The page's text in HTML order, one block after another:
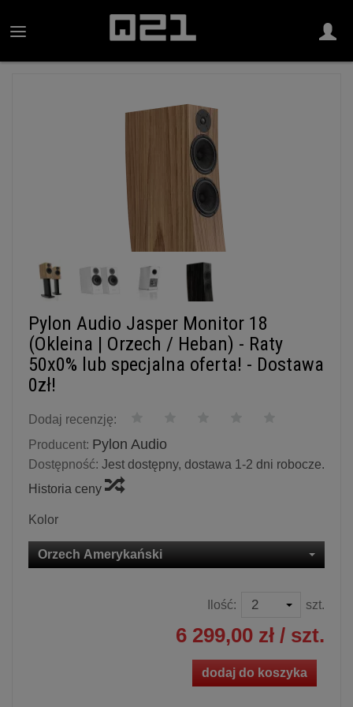
Pylon Audio Jasper Monitor 18
(Okleina | Orzech / Heban) - Raty
50x0% lub specjalna oferta! - Dostawa
0zł!
Dodaj recenzję:
Producent: Pylon Audio
Dostępność: Jest dostępny, dostawa 1-2 dni robocze.
Historia ceny
Kolor
Orzech Amerykański
Ilość: szt.
6 299,00 zł / szt.
dodaj do koszyka